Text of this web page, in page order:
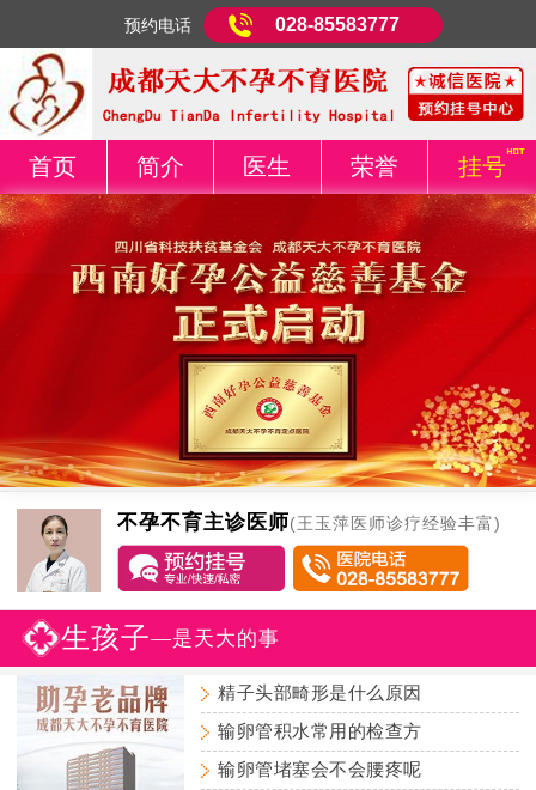
预约电话 028-85583777
首页 简介 医生 荣誉 挂号
不孕不育主诊医师(王玉萍医师诊疗经验丰富)
生孩子—是天大的事
精子头部畸形是什么原因
输卵管积水常用的检查方
输卵管堵塞会不会腰疼呢